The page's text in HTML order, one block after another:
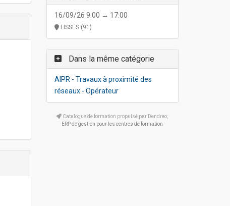
16/09/26 9:00 → 17:00
LISSES (91)
Dans la même catégorie
AIPR - Travaux à proximité des
réseaux - Opérateur
Catalogue de formation propulsé par Dendreo,
ERP de gestion pour les centres de formation